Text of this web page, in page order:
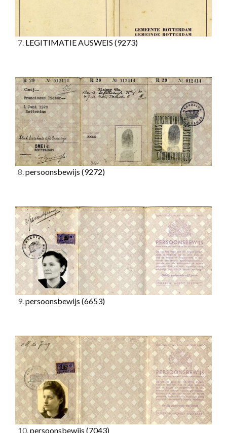
7. LEGITIMATIE AUSWEIS (9273)
8.persoonsbewijs (9272)
9.persoonsbewijs (6653)
10.persoonsbewijs (7043)